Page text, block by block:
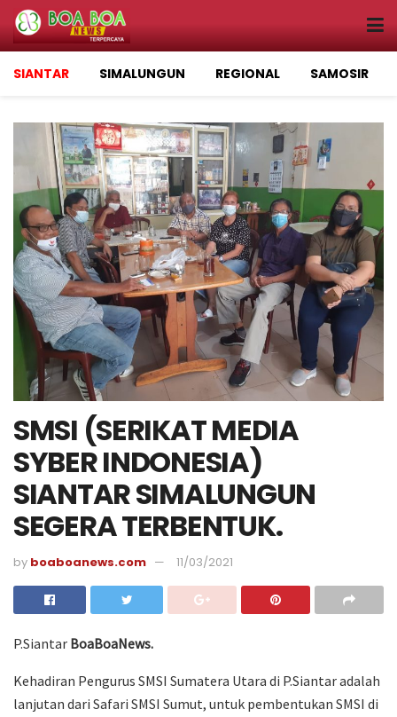
SIANTAR SIMALUNGUN REGIONAL SAMOSIR
SMSI (SERIKAT MEDIA
SYBER INDONESIA)
SIANTAR SIMALUNGUN
SEGERA TERBENTUK.
by boaboanews.com 11/03/2021
P.Siantar BoaBoaNews.
Kehadiran Pengurus SMSI Sumatera Utara di P.Siantar adalah
lanjutan dari Safari SMSI Sumut, untuk pembentukan SMSI di